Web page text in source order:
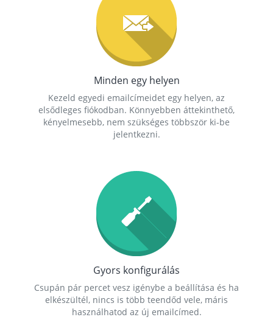
Minden egy helyen
Kezeld egyedi emailcímeidet egy helyen, az
elsődleges fiókodban. Könnyebben áttekinthető,
kényelmesebb, nem szükséges többször ki-be
jelentkezni.
Gyors konfigurálás
Csupán pár percet vesz igénybe a beállítása és ha
elkészültél, nincs is több teendőd vele, máris
használhatod az új emailcímed.